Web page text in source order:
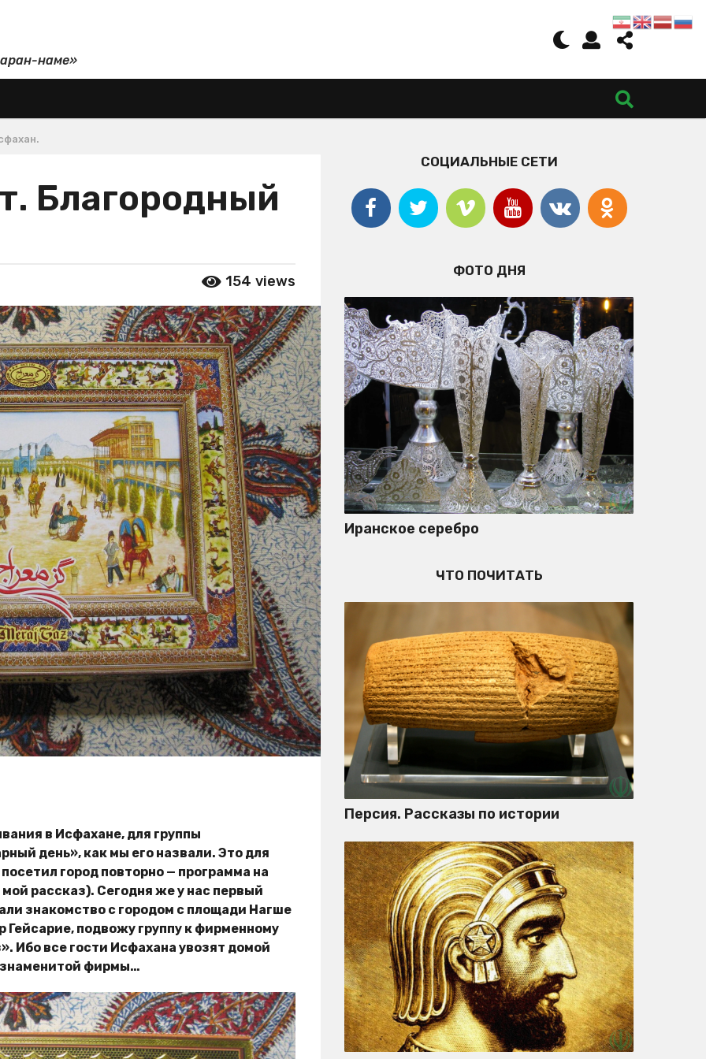
наме»
Благородный
154 views
в Исфахане, для группы
день», как мы его назвали. Это для
город повторно — программа на
рассказ). Сегодня же у нас первый
знакомство с городом с площади Нагше
Гейсарие, подвожу группу к фирменному
Ибо все гости Исфахана увозят домой
знаменитой фирмы…
СОЦИАЛЬНЫЕ СЕТИ
ФОТО ДНЯ
Иранское серебро
ЧТО ПОЧИТАТЬ
Персия. Рассказы по истории